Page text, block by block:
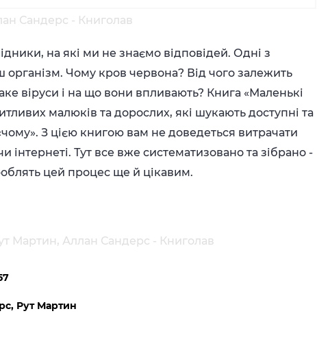
Сандерс - Книголав
на які ми не знаємо відповідей. Одні з
Чому кров червона? Від чого залежить
віруси і на що вони впливають? Книга «Маленькі
малюків та дорослих, які шукають доступні та
З цією книгою вам не доведеться витрачати
інтернеті. Тут все вже систематизовано та зібрано -
цей процес ще й цікавим.
Мартин, Аллан Сандерс - Книголав
Рут Мартин